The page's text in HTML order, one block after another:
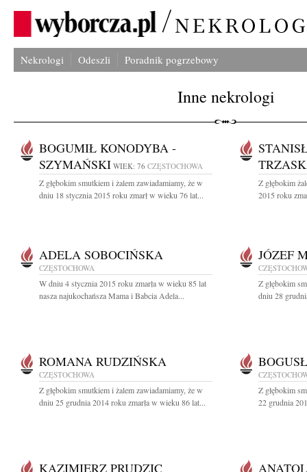
Nekrologi Odeszli Poradnik pogrzebowy
Inne nekrologi
BOGUMIŁ KONODYBA -
SZYMAŃSKI WIEK: 76 CZĘSTOCHOWA
Z głębokim smutkiem i żalem zawiadamiamy, że w
dniu 18 stycznia 2015 roku zmarł w wieku 76 lat...
Z głębokim
2015 roku
ADELA SOBOCIŃSKA
CZĘSTOCHOWA
W dniu 4 stycznia 2015 roku zmarła w wieku 85 lat
nasza najukochańsza Mama i Babcia Adela...
JÓZEF
Z głębokim
dniu 28
ROMANA RUDZIŃSKA
CZĘSTOCHOWA
Z głębokim smutkiem i żalem zawiadamiamy, że w
dniu 25 grudnia 2014 roku zmarła w wieku 86 lat...
Z głębokim
22 grudnia
KAZIMIERZ PRUDZIC